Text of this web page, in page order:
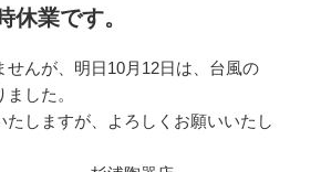
休業です。
んが、明日10月12日は、台風の
した。
しますが、よろしくお願いいたし